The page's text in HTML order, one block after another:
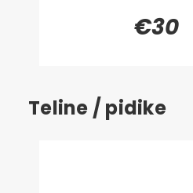
€30
Teline / pidike